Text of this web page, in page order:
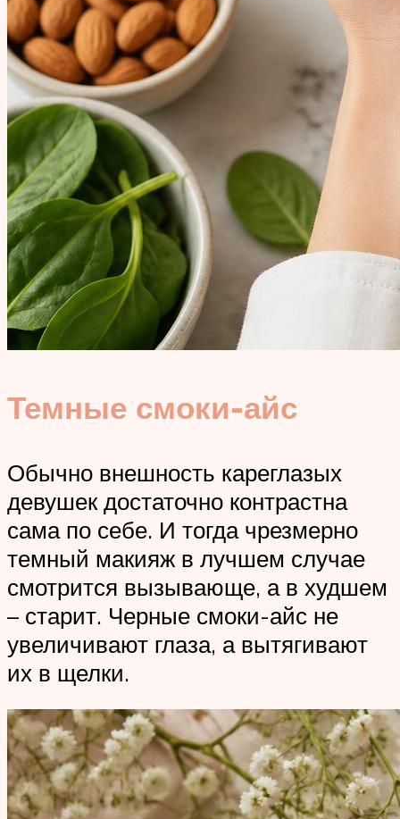
Темные смоки-айс
Обычно внешность кареглазых
девушек достаточно контрастна
сама по себе. И тогда чрезмерно
темный макияж в лучшем случае
смотрится вызывающе, а в худшем
– старит. Черные смоки-айс не
увеличивают глаза, а вытягивают
их в щелки.